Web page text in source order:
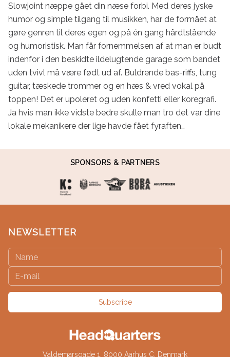
Slowjoint næppe gået din næse forbi. Med deres jyske
humor og simple tilgang til musikken, har de formået at
gøre genren til deres egen og på én gang hårdtslående
og humoristisk. Man får fornemmelsen af at man er budt
indenfor i den beskidte ildelugtende garage som bandet
uden tvivl må være født ud af. Buldrende bas-riffs, tung
guitar, tæskede trommer og en hæs & vred vokal på
toppen! Det er upoleret og uden konfetti eller koregrafi.
Ja hvis man ikke vidste bedre skulle man tro det var dine
lokale mekanikere der lige havde fået fyraften…
SPONSORS & PARTNERS
NEWSLETTER
Subscribe
Valdemarsgade 1, 8000 Aarhus C, Denmark